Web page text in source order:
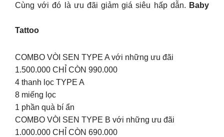
Cùng với đó là ưu đãi giảm giá siêu hấp dẫn. Baby
Tattoo
COMBO VÒI SEN TYPE A với những ưu đãi
1.500.000 CHỈ CÒN 990.000
4 thanh lọc TYPE A
8 miếng lọc
1 phần quà bí ẩn
COMBO VÒI SEN TYPE B với những ưu đãi
1.000.000 CHỈ CÒN 690.000